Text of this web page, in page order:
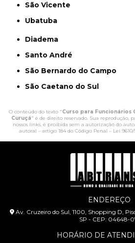
São Vicente
Ubatuba
Diadema
Santo André
São Bernardo do Campo
São Caetano do Sul
O conteúdo do texto "Curso para Funcionários
Curuçá" é de direito reservado. Sua reprodução,
nossos links, é proibida sem a autorização do
autoral – artigo 184 do Código Penal – Lei
ENDEREÇO
Av. Cruzeiro do Sul, 1100, Shopping D,
SP - CEP: 04648-
HORÁRIO DE